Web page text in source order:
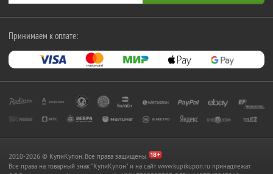
Принимаем к оплате:
2010-2026 © КупиКупон. Все права защищены.
Все права на товарный знак "КупиКупон" и на сайт www.kupikupon.ru принадлежат